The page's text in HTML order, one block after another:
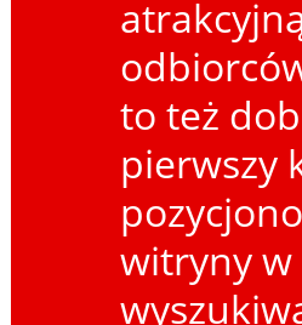
to też
pierwszy
witryny w